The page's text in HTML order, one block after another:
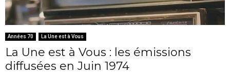
Années 70 La Une est à Vous
La Une est à Vous : les émissions
diffusées en Juin 1974